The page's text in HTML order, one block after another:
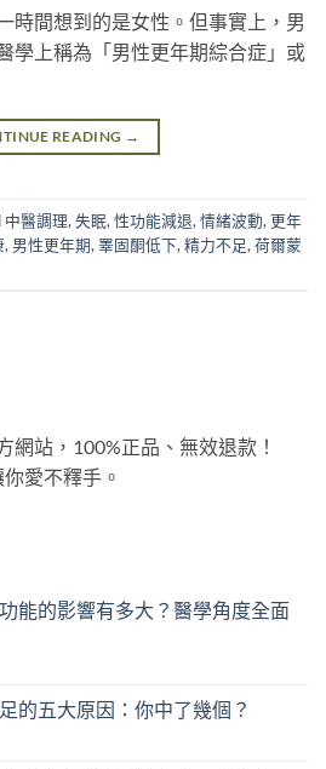
時間想到的是女性。但事實上，男
學上稱為「男性更年期綜合症」或
READING →
中醫調理, 失眠, 性功能減退, 情緒波動, 更年
, 男性更年期, 睪固酮低下, 精力不足, 荷爾蒙
網站，100%正品、無效退款！
愛不釋手。
能的影響有多大？醫學角度全面
的五大原因：你中了幾個？